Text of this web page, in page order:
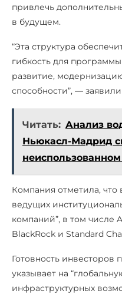
привлечь
в будущем.
“Эта структура
гибкость для
развитие,
способности”, —
Читать: Анализ
Ньюкасл-Мадрид
Компания отметила, что
ведущих
компаний”, в том числе
BlackRock и Standard
Готовность инвесторов
указывает на
инфраструктурных